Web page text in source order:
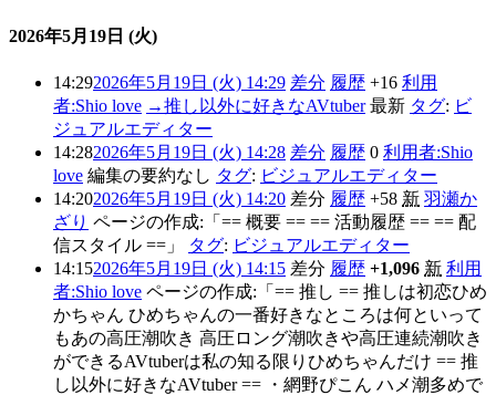
2026年5月19日 (火)
14:292026年5月19日 (火) 14:29 差分 履歴 +16 利用
者:Shio love →推し以外に好きなAVtuber 最新 タグ: ビ
ジュアルエディター
14:282026年5月19日 (火) 14:28 差分 履歴 0 利用者:Shio
love 編集の要約なし タグ: ビジュアルエディター
14:202026年5月19日 (火) 14:20 差分 履歴 +58 新 羽瀬か
ざり ページの作成:「== 概要 == == 活動履歴 == == 配
信スタイル ==」
タグ: ビジュアルエディター
14:152026年5月19日 (火) 14:15 差分 履歴 +1,096 新 利用
者:Shio love ページの作成:「== 推し == 推しは初恋ひめ
かちゃん ひめちゃんの一番好きなところは何といって
もあの高圧潮吹き 高圧ロング潮吹きや高圧連続潮吹き
ができるAVtuberは私の知る限りひめちゃんだけ == 推
し以外に好きなAVtuber == ・網野ぴこん ハメ潮多めで